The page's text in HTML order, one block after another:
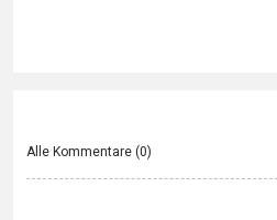
Alle Kommentare (0)